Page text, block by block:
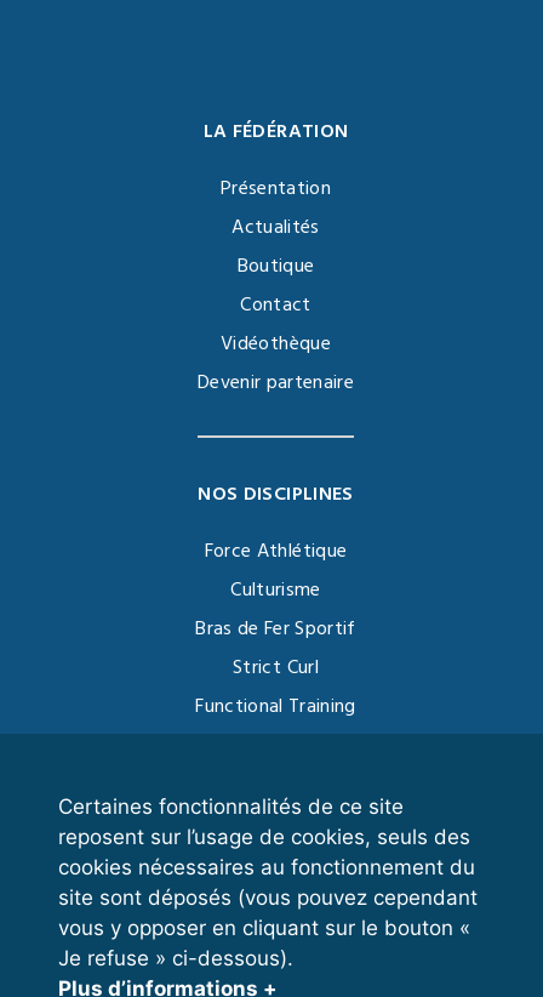
Certaines fonctionnalités de ce site
reposent sur l’usage de cookies, seuls des
cookies nécessaires au fonctionnement du
site sont déposés (vous pouvez cependant
vous y opposer en cliquant sur le bouton «
Je refuse » ci-dessous).
Plus d’informations +
LA FÉDÉRATION
Présentation
Actualités
Boutique
Contact
Vidéothèque
Devenir partenaire
NOS DISCIPLINES
Force Athlétique
Culturisme
Bras de Fer Sportif
Strict Curl
Functional Training
VOS ESPACES
Espace dirigeant
Espace licencié
Trouver un club